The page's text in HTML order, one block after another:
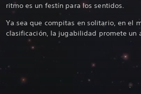
ritmo es un festín para los sentidos.
Ya sea que compitas en solitario, en el
clasificación, la jugabilidad promete un